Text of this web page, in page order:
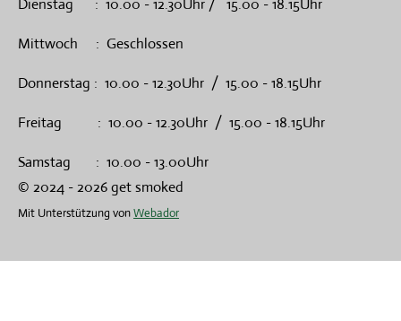
Dienstag : 10.00 - 12.30Uhr / 15.00 - 18.15Uhr
Mittwoch : Geschlossen
Donnerstag : 10.00 - 12.30Uhr / 15.00 - 18.15Uhr
Freitag : 10.00 - 12.30Uhr / 15.00 - 18.15Uhr
Samstag : 10.00 - 13.00Uhr
© 2024 - 2026 get smoked
Mit Unterstützung vonWebador